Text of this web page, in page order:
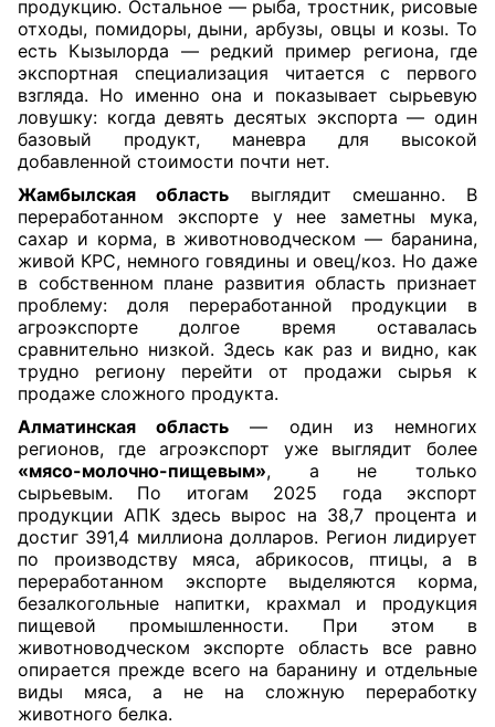
продукцию. Остальное — рыба, тростник, рисовые
отходы, помидоры, дыни, арбузы, овцы и козы. То
есть Кызылорда — редкий пример региона, где
экспортная специализация читается с первого
взгляда. Но именно она и показывает сырьевую
ловушку: когда девять десятых экспорта — один
базовый продукт, маневра для высокой
добавленной стоимости почти нет.
Жамбылская область выглядит смешанно. В
переработанном экспорте у нее заметны мука,
сахар и корма, в животноводческом — баранина,
живой КРС, немного говядины и овец/коз. Но даже
в собственном плане развития область признает
проблему: доля переработанной продукции в
агроэкспорте долгое время оставалась
сравнительно низкой. Здесь как раз и видно, как
трудно региону перейти от продажи сырья к
продаже сложного продукта.
Алматинская область — один из немногих
регионов, где агроэкспорт уже выглядит более
«мясо-молочно-пищевым», а не только
сырьевым. По итогам 2025 года экспорт
продукции АПК здесь вырос на 38,7 процента и
достиг 391,4 миллиона долларов. Регион лидирует
по производству мяса, абрикосов, птицы, а в
переработанном экспорте выделяются корма,
безалкогольные напитки, крахмал и продукция
пищевой промышленности. При этом в
животноводческом экспорте область все равно
опирается прежде всего на баранину и отдельные
виды мяса, а не на сложную переработку
животного белка.